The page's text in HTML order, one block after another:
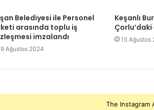
Belediyesi ile Personel
arasında toplu iş
imzalandı
Ağustos 2024
Keşanlı
15 Ağustos
The Instagram